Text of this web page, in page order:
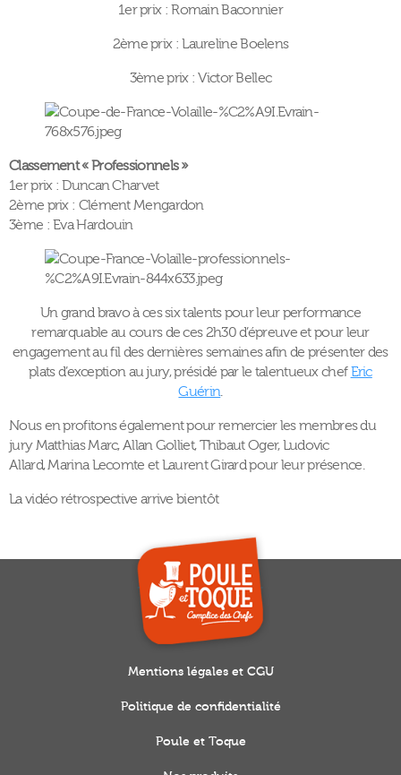
1er prix : Romain Baconnier
2ème prix : Laureline Boelens
3ème prix : Victor Bellec
Classement « Professionnels »
1er prix : Duncan Charvet
2ème prix : Clément Mengardon
3ème : Eva Hardouin
Un grand bravo à ces six talents pour leur performance
remarquable au cours de ces 2h30 d’épreuve et pour leur
engagement au fil des dernières semaines afin de présenter des
plats d’exception au jury, présidé par le talentueux chefEric
Guérin.
Nous en profitons également pour remercier les membres du
jury Matthias Marc, Allan Golliet, Thibaut Oger, Ludovic
Allard, Marina Lecomte et Laurent Girard pour leur présence.
La vidéo rétrospective arrive bientôt
Mentions légales et CGU
Politique de confidentialité
Poule et Toque